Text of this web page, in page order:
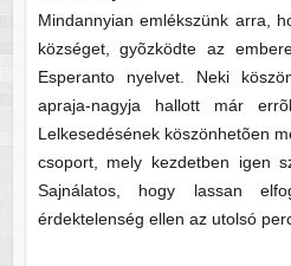
Mindannyian emlékszünk arra,
községet, gyõzködte az
Esperanto nyelvet. Neki
apraja-nagyja hallott már
Lelkesedésének köszönhetõen
csoport, mely kezdetben igen
Sajnálatos, hogy lassan
érdektelenség ellen az utolsó